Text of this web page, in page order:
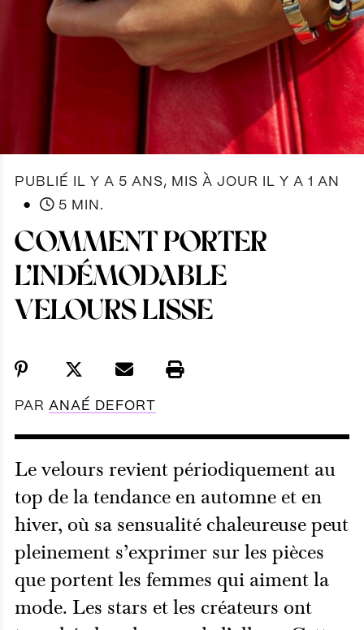
PUBLIÉ IL Y A 5 ANS, MIS À JOUR IL Y A 1 AN
●
5 MIN.
COMMENT PORTER
L’INDÉMODABLE
VELOURS LISSE
PAR ANAÉ DEFORT
Le velours revient périodiquement au
top de la tendance en automne et en
hiver, où sa sensualité chaleureuse peut
pleinement s’exprimer sur les pièces
que portent les femmes qui aiment la
mode. Les stars et les créateurs ont